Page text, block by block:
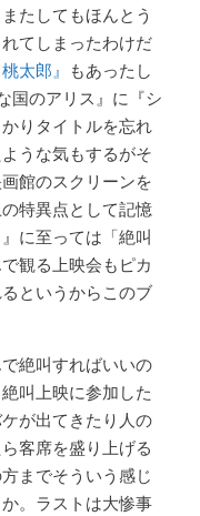
たしてもほんとう
てしまったわけだ
太郎』
もあったし
国のアリス』に『シ
りタイトルを忘れ
うな気もするがそ
館のスクリーンを
特異点として記憶
に至っては「絶叫
観る上映会もピカ
というからこのブ
絶叫すればいいの
叫上映に参加した
が出てきたり人の
客席を盛り上げる
までそういう感じ
。ラストは大惨事